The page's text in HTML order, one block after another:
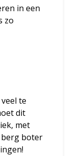
in een
zo
te
dit
met
berg boter